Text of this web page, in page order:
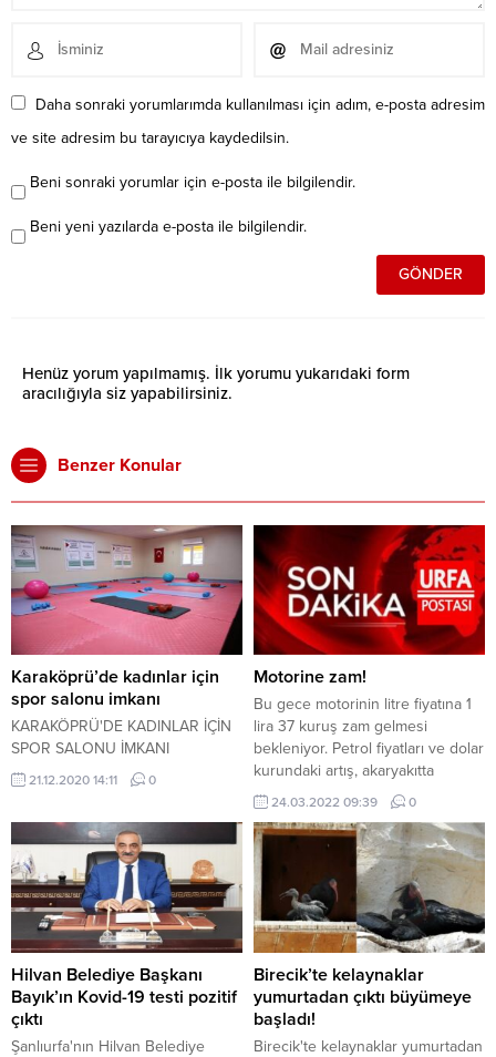
Daha sonraki yorumlarımda kullanılması için adım, e-posta adresim
ve site adresim bu tarayıcıya kaydedilsin.
Beni sonraki yorumlar için e-posta ile bilgilendir.
Beni yeni yazılarda e-posta ile bilgilendir.
Henüz yorum yapılmamış. İlk yorumu yukarıdaki form
aracılığıyla siz yapabilirsiniz.
Benzer Konular
Karaköprü’de kadınlar için
spor salonu imkanı
KARAKÖPRÜ'DE KADINLAR İÇİN
SPOR SALONU İMKANI
21.12.2020 14:11 0
Motorine zam!
Bu gece motorinin litre fiyatına 1
lira 37 kuruş zam gelmesi
bekleniyor. Petrol fiyatları ve dolar
kurundaki artış, akaryakıtta
zamları beraberinde getiriyor.
Sektör kaynaklarının aktardığına
göre, bu gece yarısından itibaren
geçerli olmak üzere motorinin
litre fiyatı 1 lira 37 kuruş
zamlanacak. Benzinde ise fiyat
değişimi beklenmiyor. YENİ
FİYATLAR NE OLACAK?...
24.03.2022 09:39 0
Hilvan Belediye Başkanı
Bayık’ın Kovid-19 testi pozitif
çıktı
Şanlıurfa'nın Hilvan Belediye
Birecik’te kelaynaklar
yumurtadan çıktı büyümeye
başladı!
Birecik'te kelaynaklar yumurtadan